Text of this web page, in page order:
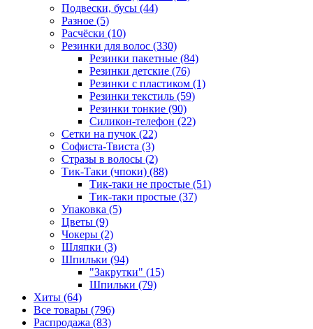
Подвески, бусы (44)
Разное (5)
Расчёски (10)
Резинки для волос (330)
Резинки пакетные (84)
Резинки детские (76)
Резинки с пластиком (1)
Резинки текстиль (59)
Резинки тонкие (90)
Силикон-телефон (22)
Сетки на пучок (22)
Софиста-Твиста (3)
Стразы в волосы (2)
Тик-Таки (чпоки) (88)
Тик-таки не простые (51)
Тик-таки простые (37)
Упаковка (5)
Цветы (9)
Чокеры (2)
Шляпки (3)
Шпильки (94)
"Закрутки" (15)
Шпильки (79)
Хиты (64)
Все товары (796)
Распродажа (83)